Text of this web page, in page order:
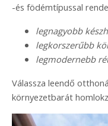
-és födémtípussal
legnagyobb
legkorszerűbb
legmodernebb
Válassza leendő
környezetbarát